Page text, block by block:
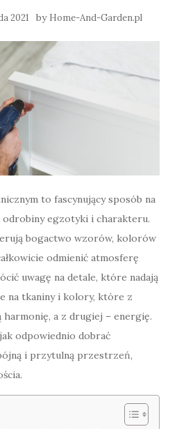
2021 by Home-And-Garden.pl
to fascynujący sposób na
egzotyki i charakteru.
bogactwo wzorów, kolorów
odmienić atmosferę
uwagę na detale, które nadają
na tkaniny i kolory, które z
a z drugiej – energię.
odpowiednio dobrać
i przytulną przestrzeń,